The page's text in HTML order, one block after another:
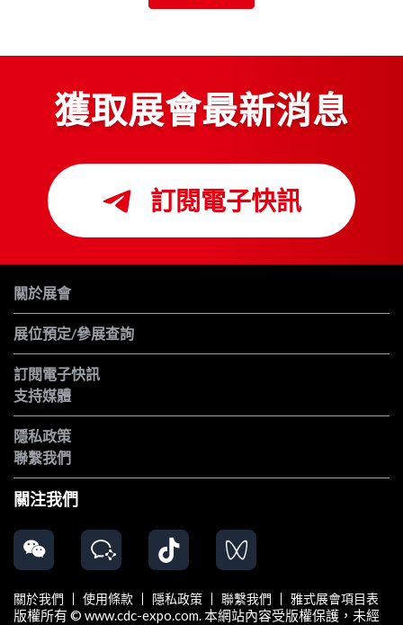
獲取展會最新消息
訂閱電子快訊
關於展會
展位預定/參展查詢
訂閱電子快訊
支持媒體
隱私政策
聯繫我們
關注我們
關於我們 使用條款 隱私政策 聯繫我們 雅式展會項目表
版權所有 © www.cdc-expo.com. 本網站內容受版權保護，未經